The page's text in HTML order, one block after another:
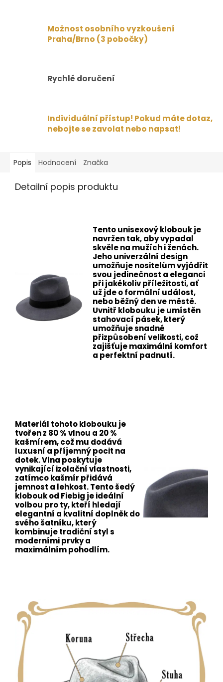
Možnost osobního vyzkoušení
Praha/Brno (3 pobočky)
Rychlé doručení
Individuální přístup! Pokud máte dotaz,
nebojte se zavolat nebo napsat!
Popis Hodnocení Značka
Detailní popis produktu
Tento unisexový klobouk je
navržen tak, aby vypadal
skvěle na mužích i ženách.
Jeho univerzální design
umožňuje nositelům vyjádřit
svou jedinečnost a eleganci
při jakékoliv příležitosti, ať
už jde o formální událost,
nebo běžný den ve městě.
Uvnitř klobouku je umístěn
stahovací pásek, který
umožňuje snadné
přizpůsobení velikosti, což
zajišťuje maximální komfort
a perfektní padnutí.
Materiál tohoto klobouku je
tvořen z 80 % vlnou a 20 %
kašmírem, což mu dodává
luxusní a příjemný pocit na
dotek. Vlna poskytuje
vynikající izolační vlastnosti,
zatímco kašmír přidává
jemnost a lehkost. Tento šedý
klobouk od Fiebig je ideální
volbou pro ty, kteří hledají
elegantní a kvalitní doplněk do
svého šatníku, který
kombinuje tradiční styl s
moderními prvky a
maximálním pohodlím.